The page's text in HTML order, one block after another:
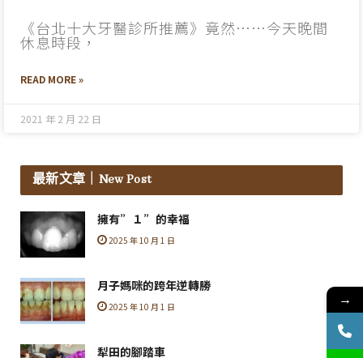
《台北十大牙醫診所推薦》竟然……今天晚間
休息時段，
READ MORE »
2021 年 2 月 22 日
最新文章 ｜New Post
擁有”１”的幸福
2025 年 10 月 1 日
月子媽咪的跨年逆轉勝
2025 年 10 月 1 日
犁田的腳踏車
→